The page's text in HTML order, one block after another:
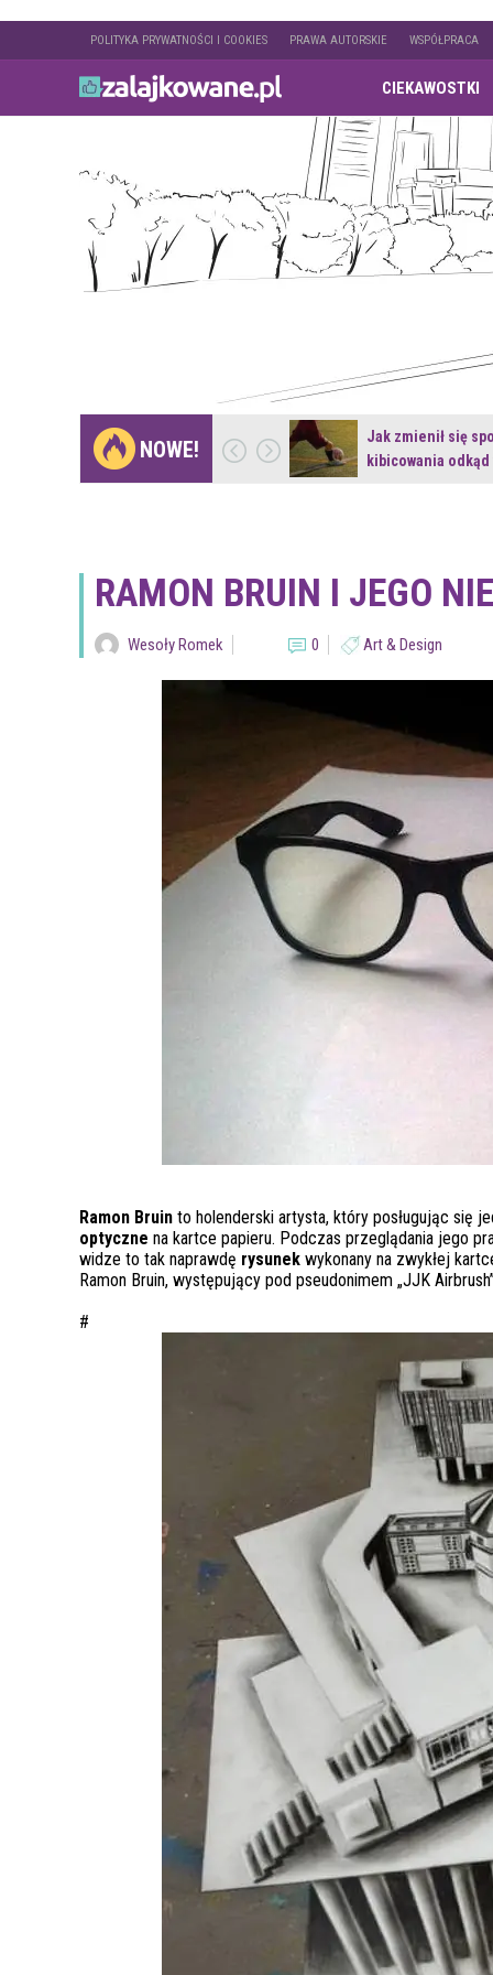
POLITYKA PRYWATNOŚCI I COOKIES PRAWA AUTORSKIE WSPÓŁPRACA
CIEKAWOSTKI
NOWE!
Gdzie pojechać na
weekend z naturą w…
Jak zmienił się
kibicowania
RAMON BRUIN I JEGO
Wesoły Romek 0 Art & Design
Ramon Bruin to holenderski artysta, który posługując się
optyczne na kartce papieru. Podczas przeglądania jego
widze to tak naprawdę rysunek wykonany na zwykłej
Ramon Bruin, występujący pod pseudonimem „JJK
#